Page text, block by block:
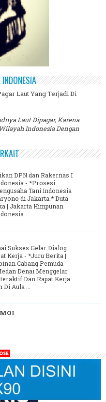
Laut Yang Terjadi Di
Laut Dipagar, Karena
Indonesia Dengan
DPN dan Rakernas I
- *Prosesi
Tani Indonesia
di Jakarta.* Duta
| Jakarta Himpunan
...
Sukses Gelar Dialog
Kerja - *Juru Berita |
Cabang Pemuda
Denai Menggelar
Dan Rapat Kerja
Aula ...